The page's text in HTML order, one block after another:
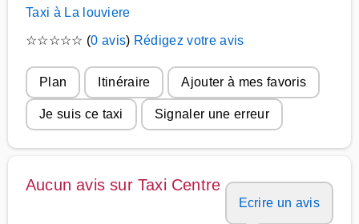
Taxi à La louviere
☆☆☆☆☆ (0 avis) Rédigez votre avis
Plan Itinéraire Ajouter à mes favoris
Je suis ce taxi Signaler une erreur
Aucun avis sur Taxi Centre
Ecrire un avis